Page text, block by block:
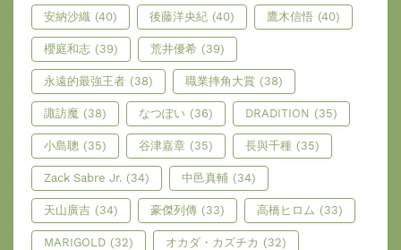
安納沙織 (40) 後藤洋央紀 (40) 鷹木信悟 (40)
櫻庭和志 (39) 荒井優希 (39)
永遠的最強王者 (38) 職業摔角大賞 (38)
諏訪魔 (38) なつぽい (36) DRADITION (35)
小島聰 (35) 谷津嘉章 (35) 長與千種 (35)
Zack Sabre Jr. (34) 中邑真輔 (34)
天山廣吉 (34) 豪傑列傳 (33) 高橋ヒロム (33)
MARIGOLD (32) オカダ・カズチカ (32)